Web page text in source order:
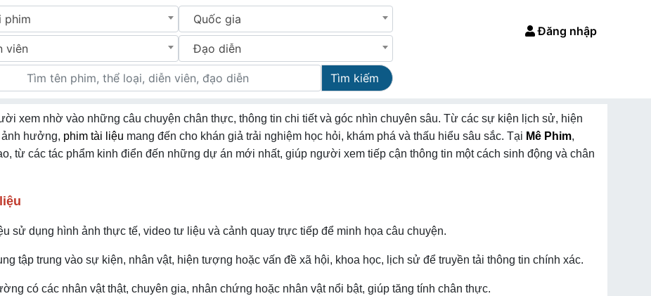
phim Quốc gia
viên Đạo diễn
Tìm kiếm
Đăng nhập
xem nhờ vào những câu chuyện chân thực, thông tin chi tiết và góc nhìn chuyên sâu. Từ các sự kiện lịch sử, hiện
hưởng, phim tài liệu mang đến cho khán giả trải nghiệm học hỏi, khám phá và thấu hiểu sâu sắc. Tại Mê Phim,
từ các tác phẩm kinh điển đến những dự án mới nhất, giúp người xem tiếp cận thông tin một cách sinh động và chân
sử dụng hình ảnh thực tế, video tư liệu và cảnh quay trực tiếp để minh họa câu chuyện.
tập trung vào sự kiện, nhân vật, hiện tượng hoặc vấn đề xã hội, khoa học, lịch sử để truyền tải thông tin chính xác.
có các nhân vật thật, chuyên gia, nhân chứng hoặc nhân vật nổi bật, giúp tăng tính chân thực.